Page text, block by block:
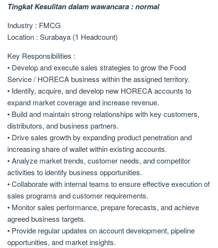
Tingkat Kesulitan dalam wawancara : normal
Industry : FMCG
Location : Surabaya (1 Headcount)
Key Responsibilities :
• Develop and execute sales strategies to grow the Food
Service / HORECA business within the assigned territory.
• Identify, acquire, and develop new HORECA accounts to
expand market coverage and increase revenue.
• Build and maintain strong relationships with key customers,
distributors, and business partners.
• Drive sales growth by expanding product penetration and
increasing share of wallet within existing accounts.
• Analyze market trends, customer needs, and competitor
activities to identify business opportunities.
• Collaborate with internal teams to ensure effective execution of
sales programs and customer requirements.
• Monitor sales performance, prepare forecasts, and achieve
agreed business targets.
• Provide regular updates on account development, pipeline
opportunities, and market insights.